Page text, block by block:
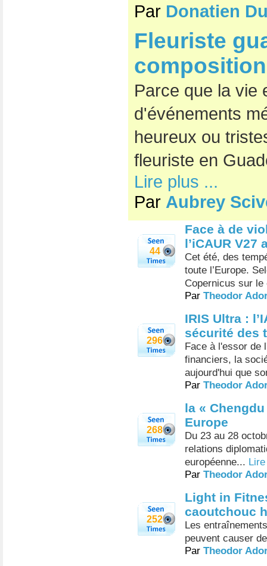
Par Donatien
Fleuriste
Parce que la vie
d'événements
heureux ou
fleuriste en
Lire plus ...
Par Aubrey
44
Face à de
l’iCAUR
Cet été, des
toute l’Europe.
Copernicus sur
Par Theodor
296
IRIS Ultra :
sécurité des
Face à l'essor de
financiers, la
aujourd'hui que
Par Theodor
268
la «
Europe
Du 23 au 28
relations
européenne...
Par Theodor
252
Light in
caoutchouc
Les
peuvent causer
Par Theodor